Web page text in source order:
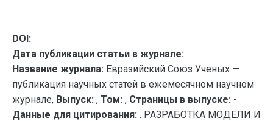
DOI:
Дата публикации статьи в журнале:
Название журнала: Евразийский Союз Ученых —
публикация научных статей в ежемесячном научном
журнале, Выпуск: , Том: , Страницы в выпуске: -
Данные для цитирования: . РАЗРАБОТКА МОДЕЛИ И